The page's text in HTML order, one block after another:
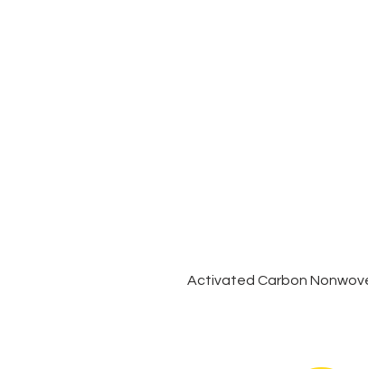
Activated Carbon